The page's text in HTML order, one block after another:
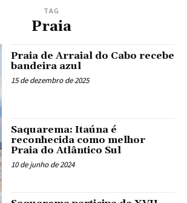
TAG
Praia
Praia de Arraial do Cabo recebe
bandeira azul
15 de dezembro de 2025
Saquarema: Itaúna é
reconhecida como melhor
Praia do Atlântico Sul
10 de junho de 2024